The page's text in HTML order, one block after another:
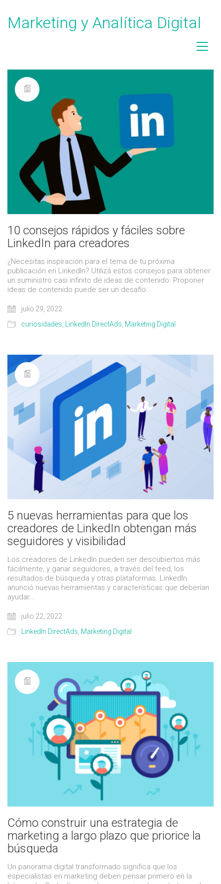
Marketing y Analítica Digital
10 consejos rápidos y fáciles sobre
LinkedIn para creadores
¿Necesitas inspiración para el tema de tu próxima
publicación en LinkedIn? Utilizá estos consejos para obtener
un suministro casi infinito de ideas de contenido. Proponer
ideas de contenido puede ser un desafío.…
julio 29, 2022
curiosidades
LinkedIn DirectAds Marketing Digital
5 nuevas herramientas para que los
creadores de LinkedIn obtengan más
seguidores y visibilidad
Los creadores de LinkedIn pueden ser descubiertos más
fácilmente, y ganar seguidores, a través del feed, los
resultados de búsqueda y otras plataformas. LinkedIn
anunció nuevas herramientas y características que deberían
ayudar…
julio 22, 2022
LinkedIn DirectAds Marketing Digital
Cómo construir una estrategia de
marketing a largo plazo que priorice la
búsqueda
Un panorama digital transformado significa que los
especialistas en marketing deben pensar primero en la